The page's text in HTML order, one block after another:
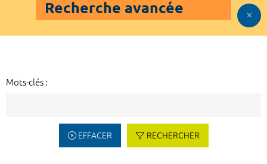
Recherche avancée
Mots-clés :
EFFACER RECHERCHER